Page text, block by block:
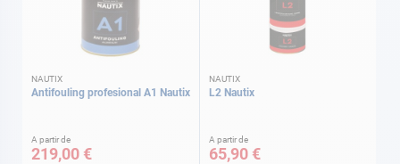
NAUTIX
Antifouling profesional A1 Nautix
A partir de
219,00 €
NAUTIX
L2 Nautix
A partir de
65,90 €